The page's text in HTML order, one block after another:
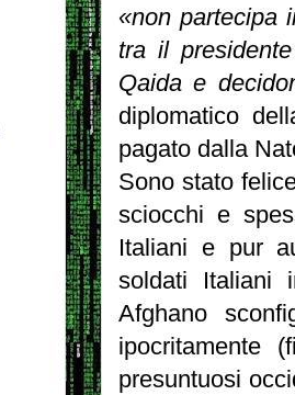
«non partecipa
tra il
Qaida e
diplomatico
pagato dalla
Sono stato
sciocchi e
Italiani e pur
soldati Italiani
Afghano
ipocritamente
presuntuosi